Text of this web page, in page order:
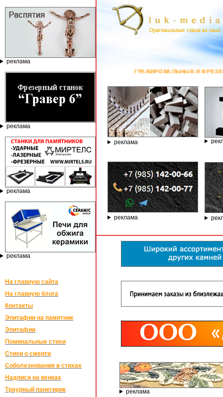
реклама
реклама
реклама
реклама
На главную сайта
На главную блога
Контакты
Эпитафии на памятник
Эпитафии
Поминальные стихи
Стихи о смерти
Соболезнования в стихах
Надписи на венках
Траурный панегирик
ГРАВИРОВАЛЬНЫЕ И ФРЕЗЕРНЫЕ СТАНКИ ПО КАМНЮ
реклама
реклама
реклама